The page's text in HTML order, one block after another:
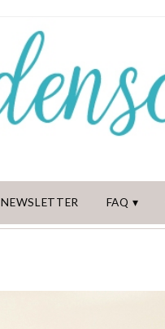
NEWSLETTER FAQ